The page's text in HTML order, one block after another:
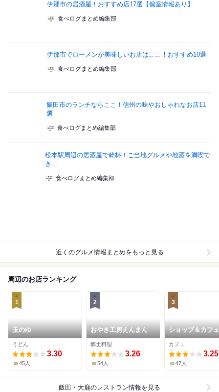
伊那市の居酒屋！おすすめ店17選【個室情報あり】
食べログまとめ編集部
伊那市でローメンが美味しいお店はここ！おすすめ10選
食べログまとめ編集部
飯田市のランチならここ！信州の味やおしゃれなお店11
選
食べログまとめ編集部
松本駅周辺の居酒屋で乾杯！ご当地グルメや地酒を満喫で
き...
食べログまとめ編集部
近くのグルメ情報まとめをもっと見る
周辺のお店ランキング
1
玉のゆ
うどん
3.30
45人
2
おやき工房えんまん
郷土料理
3.26
54人
3
ショップ＆カフ
バウト 昼神キヲ
カフェ
3.25
47人
飯田・大鹿のレストラン情報を見る